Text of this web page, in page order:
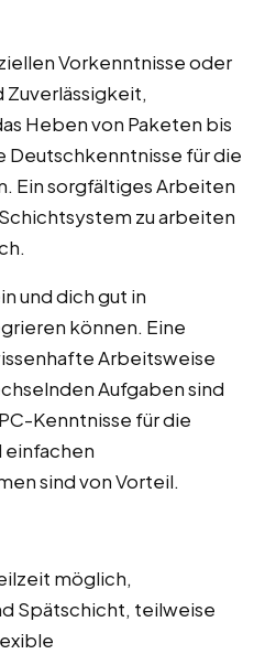
Vorkenntnisse oder
Zuverlässigkeit,
Heben von Paketen bis
Deutschkenntnisse für die
Ein sorgfältiges Arbeiten
zu arbeiten
und dich gut in
können. Eine
Arbeitsweise
Aufgaben sind
Kenntnisse für die
einfachen
sind von Vorteil.
möglich,
Spätschicht, teilweise